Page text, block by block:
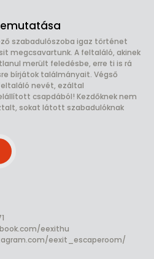
szabadulószoba igaz történet
megcsavartunk. A feltaláló, akinek
merült feledésbe, erre ti is rá
bírjátok találmányait. Végső
nevét, ezáltal
csapdából! Kezdőknek nem
sokat látott szabadulóknak
eexithu
eexit_escaperoom/